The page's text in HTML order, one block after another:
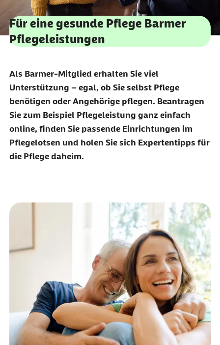
Für eine gesunde Pflege Barmer
Pflegeleistungen
Als Barmer-Mitglied erhalten Sie viel
Unterstützung – egal, ob Sie selbst Pflege
benötigen oder Angehörige pflegen. Beantragen
Sie zum Beispiel Pflegeleistung ganz einfach
online, finden Sie passende Einrichtungen im
Pflegelotsen und holen Sie sich Expertentipps für
die Pflege daheim.